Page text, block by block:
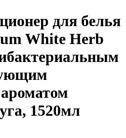
для белья
White Herb
1520мл